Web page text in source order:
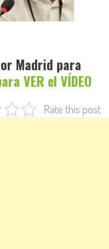
Madrid para
VER el VÍDEO
Rate this post